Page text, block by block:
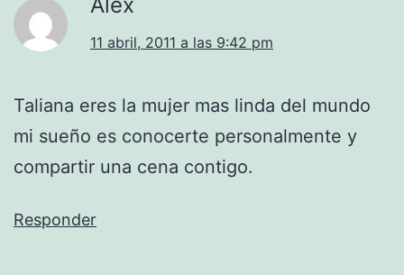
11 abril, 2011 a las 9:42 pm
Taliana eres la mujer mas linda del mundo
mi sueño es conocerte personalmente y
compartir una cena contigo.
Responder